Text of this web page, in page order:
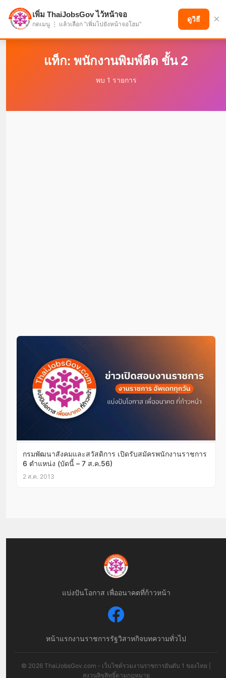
แบ่งปันโอกาส เพื่ออนาคตที่ก้าวหน้า
แท็ก: พนักงานพิมพ์ดีด ขั้น 2
พบ 1 รายการ
กรมพัฒนาสังคมและสวัสดิการ เปิดรับสมัครพนักงานราชการ
6 ตำแหน่ง (บัดนี้ – 7 ส.ค.56)
2 ส.ค. 2013
แบ่งปันโอกาส เพื่ออนาคตที่ก้าวหน้า
หน้าแรกงานราชการรัฐวิสาหกิจบทความทั่วไป
© 2026 ThaiJobsGov.com - เว็บไซต์รวมงานราชการอันดับ 1 ของไทย |
สงวนลิขสิทธิ์ตามกฎหมาย
เพิ่ม ThaiJobsGov ไว้หน้าจอ
กดเมนู ⋮ แล้วเลือก "เพิ่มไปยังหน้าจอโฮม"
ดูวิธี ×